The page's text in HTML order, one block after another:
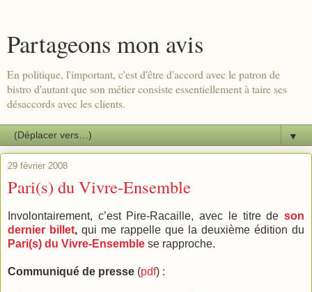
Partageons mon avis
En politique, l'important, c'est d'être d'accord avec le patron de
bistro d'autant que son métier consiste essentiellement à taire ses
désaccords avec les clients.
▼
29 février 2008
Pari(s) du Vivre-Ensemble
Involontairement, c’est Pire-Racaille, avec le titre de son
dernier billet, qui me rappelle que la deuxième édition du
Pari(s) du Vivre-Ensemble se rapproche.
Communiqué de presse (pdf) :